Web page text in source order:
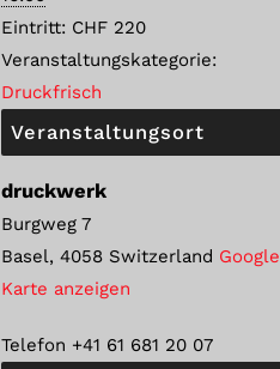
Eintritt: CHF 220
Veranstaltungskategorie:
Druckfrisch
Veranstaltungsort
druckwerk
Burgweg 7
Basel, 4058 Switzerland Google
Karte anzeigen
Telefon +41 61 681 20 07